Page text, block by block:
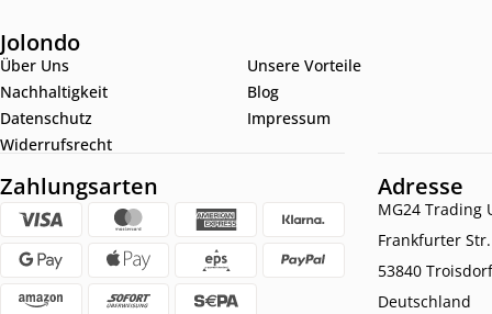
Jolondo
Über Uns
Unsere Vorteile
Nachhaltigkeit
Blog
Datenschutz
Impressum
Widerrufsrecht
Zahlungsarten Adresse
MG24 Trading
Frankfurter
53840 Troisdorf
Deutschland